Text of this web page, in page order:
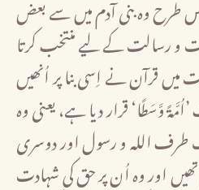
طرح وہ بنی آدم میں سے بعض
و رسالت کے لیے منتخب کرتا
قرآن نے اِسی بنا پر اُنھیں
وَّسَطًا‘ قرار دیا ہے، یعنی وہ
اللہ و رسول اور دوسری
اور وہ اُن پر حق کی شہادت